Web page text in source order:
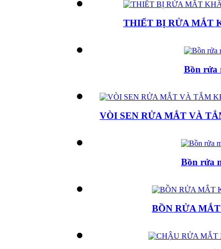
THIẾT BỊ RỬA MẮT
Bồn rửa
VÒI SEN RỬA MẮT VÀ
Bồn rửa
BỒN RỬA